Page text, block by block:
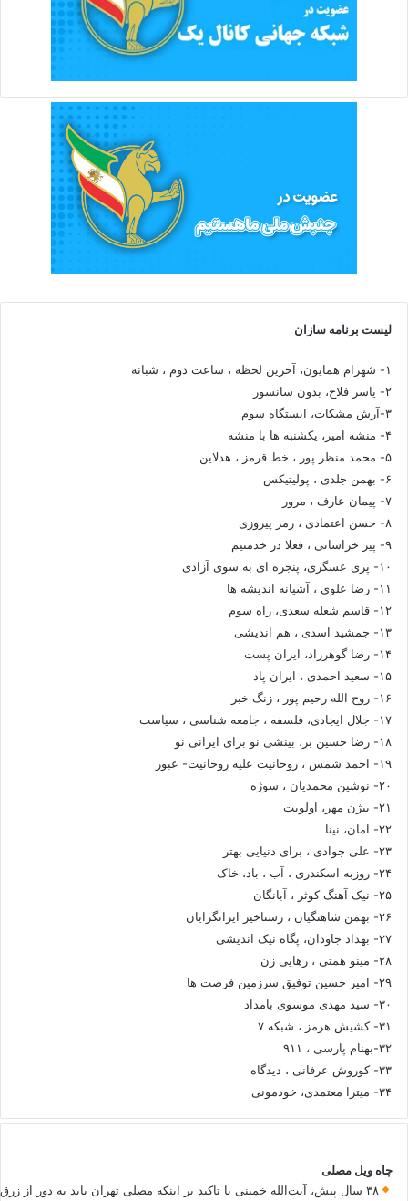
لیست برنامه سازان
۱- شهرام همایون، آخرین لحظه ، ساعت دوم ، شبانه
۲- یاسر فلاح، بدون سانسور
۳-آرش مشکات، ایستگاه سوم
۴- منشه امیر، یکشنبه ها با منشه
۵- محمد منظر پور ، خط قرمز ، هدلاین
۶- بهمن جلدی ، پولیتیکس
۷- پیمان عارف ، مرور
۸- حسن اعتمادی ، رمز پیروزی
۹- پیر خراسانی ، فعلا در خدمتیم
۱۰- پری عسگری، پنجره ای به سوی آزادی
۱۱- رضا علوی ، آشیانه اندیشه ها
۱۲- قاسم شعله سعدی، راه سوم
۱۳- جمشید اسدی ، هم اندیشی
۱۴- رضا گوهرزاد، ایران پست
۱۵- سعید احمدی ، ایران پاد
۱۶- روح الله رحیم پور ، زنگ خبر
۱۷- جلال ایجادی، فلسفه ، جامعه شناسی ، سیاست
۱۸- رضا حسین بر، بینشی نو برای ایرانی نو
۱۹- احمد شمس ، روحانیت علیه روحانیت- عبور
۲۰- نوشین محمدیان ، سوژه
۲۱- بیژن مهر، اولویت
۲۲- امان، نینا
۲۳- علی جوادی ، برای دنیایی بهتر
۲۴- روزبه اسکندری ، آب ، باد، خاک
۲۵- نیک آهنگ کوثر ، آبانگان
۲۶- بهمن شاهنگیان ، رستاخیز ایرانگرایان
۲۷- بهداد جاودان، پگاه نیک اندیشی
۲۸- مینو همتی ، رهایی زن
۲۹- امیر حسین توفیق سرزمین فرصت ها
۳۰- سید مهدی موسوی بامداد
۳۱- کشیش هرمز ، شبکه ۷
۳۲-بهنام پارسی ، ۹۱۱
۳۳- کوروش عرفانی ، دیدگاه
۳۴- میترا معتمدی، خودمونی
چاه ویل مصلی
۳۸ سال پیش، آیت‌الله خمینی با تاکید بر اینکه مصلی تهران باید به دور از